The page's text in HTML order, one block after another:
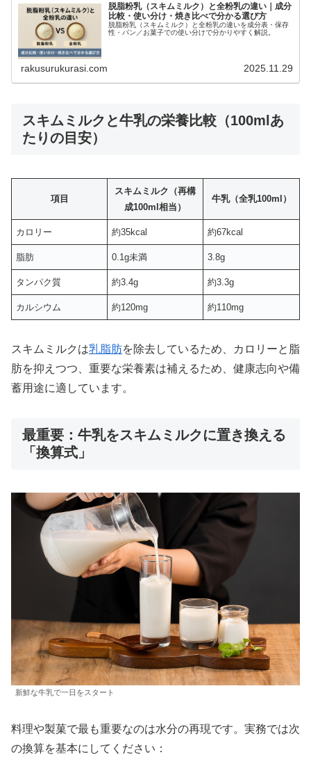
脱脂粉乳（スキムミルク）と全粉乳の違い｜成分
比較・使い分け・焼き比べで分かる選び方
脱脂粉乳（スキムミルク）と全粉乳の違いを成分表・保存
性・パン／お菓子での使い分けで分かりやすく解説。
rakusurukurasi.com 2025.11.29
スキムミルクと牛乳の栄養比較（100mlあ
たりの目安）
項目
スキムミルク（再構
成100ml相当）
牛乳（全乳100ml）
カロリー 約35kcal 約67kcal
脂肪 0.1g未満 3.8g
タンパク質 約3.4g 約3.3g
カルシウム 約120mg 約110mg
スキムミルクは乳脂肪を除去しているため、カロリーと脂
肪を抑えつつ、重要な栄養素は補えるため、健康志向や備
蓄用途に適しています。
最重要：牛乳をスキムミルクに置き換える
「換算式」
新鮮な牛乳で一日をスタート
料理や製菓で最も重要なのは水分の再現です。実務では次
の換算を基本にしてください：